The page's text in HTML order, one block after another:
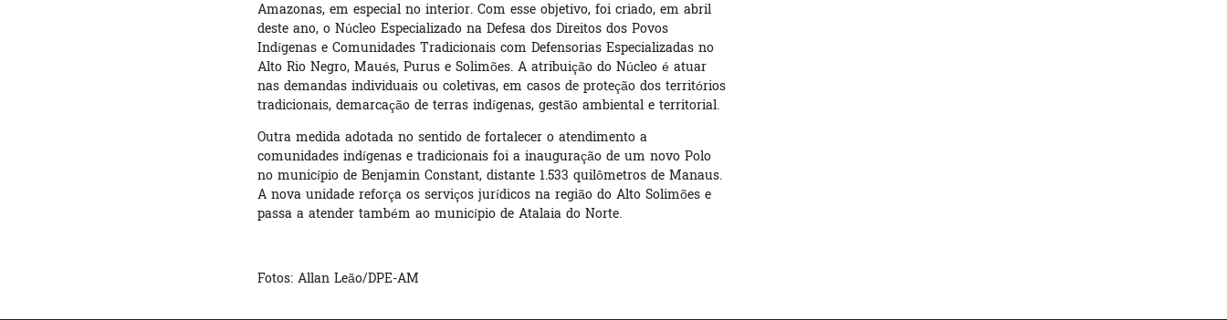
Amazonas, em especial no interior. Com esse objetivo, foi criado, em abril
deste ano, o Núcleo Especializado na Defesa dos Direitos dos Povos
Indígenas e Comunidades Tradicionais com Defensorias Especializadas no
Alto Rio Negro, Maués, Purus e Solimões. A atribuição do Núcleo é atuar
nas demandas individuais ou coletivas, em casos de proteção dos territórios
tradicionais, demarcação de terras indígenas, gestão ambiental e territorial.
Outra medida adotada no sentido de fortalecer o atendimento a
comunidades indígenas e tradicionais foi a inauguração de um novo Polo
no município de Benjamin Constant, distante 1.533 quilômetros de Manaus.
A nova unidade reforça os serviços jurídicos na região do Alto Solimões e
passa a atender também ao município de Atalaia do Norte.
Fotos: Allan Leão/DPE-AM